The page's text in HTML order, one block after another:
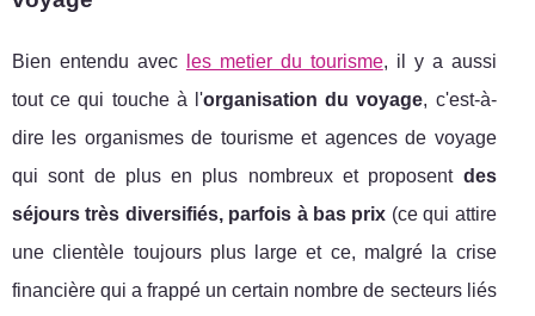
Bien entendu avec les metier du tourisme, il y a aussi
tout ce qui touche à l'organisation du voyage, c'est-à-
dire les organismes de tourisme et agences de voyage
qui sont de plus en plus nombreux et proposent des
séjours très diversifiés, parfois à bas prix (ce qui attire
une clientèle toujours plus large et ce, malgré la crise
financière qui a frappé un certain nombre de secteurs liés